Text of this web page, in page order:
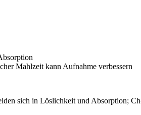
Mahlzeit kann Aufnahme verbessern
sich in Löslichkeit und Absorption;